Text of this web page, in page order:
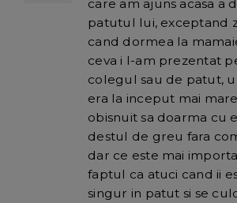
care am ajuns acasa a
patutul lui, exceptand
cand dormea la
ceva i l-am prezentat
colegul sau de patut,
era la inceput mai
obisnuit sa doarma cu
destul de greu fara
dar ce este mai
faptul ca atuci cand ii
singur in patut si se